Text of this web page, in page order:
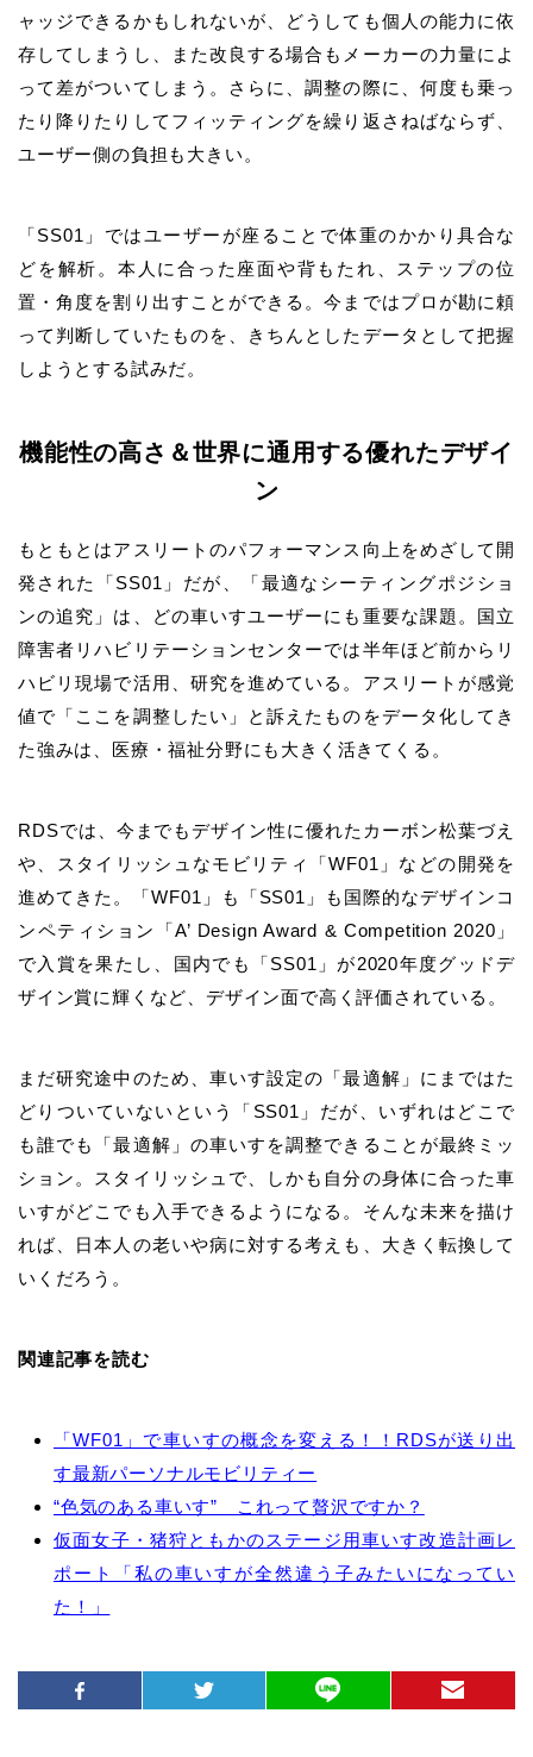
ャッジできるかもしれないが、どうしても個人の能力に依
存してしまうし、また改良する場合もメーカーの力量によ
って差がついてしまう。さらに、調整の際に、何度も乗っ
たり降りたりしてフィッティングを繰り返さねばならず、
ユーザー側の負担も大きい。
「SS01」ではユーザーが座ることで体重のかかり具合な
どを解析。本人に合った座面や背もたれ、ステップの位
置・角度を割り出すことができる。今まではプロが勘に頼
って判断していたものを、きちんとしたデータとして把握
しようとする試みだ。
機能性の高さ＆世界に通用する優れたデザイ
ン
もともとはアスリートのパフォーマンス向上をめざして開
発された「SS01」だが、「最適なシーティングポジショ
ンの追究」は、どの車いすユーザーにも重要な課題。国立
障害者リハビリテーションセンターでは半年ほど前からリ
ハビリ現場で活用、研究を進めている。アスリートが感覚
値で「ここを調整したい」と訴えたものをデータ化してき
た強みは、医療・福祉分野にも大きく活きてくる。
RDSでは、今までもデザイン性に優れたカーボン松葉づえ
や、スタイリッシュなモビリティ「WF01」などの開発を
進めてきた。「WF01」も「SS01」も国際的なデザインコ
ンペティション「A’ Design Award & Competition 2020」
で入賞を果たし、国内でも「SS01」が2020年度グッドデ
ザイン賞に輝くなど、デザイン面で高く評価されている。
まだ研究途中のため、車いす設定の「最適解」にまではた
どりついていないという「SS01」だが、いずれはどこで
も誰でも「最適解」の車いすを調整できることが最終ミッ
ション。スタイリッシュで、しかも自分の身体に合った車
いすがどこでも入手できるようになる。そんな未来を描け
れば、日本人の老いや病に対する考えも、大きく転換して
いくだろう。
関連記事を読む
「WF01」で車いすの概念を変える！！RDSが送り出
す最新パーソナルモビリティー
“色気のある車いす” これって贅沢ですか？
仮面女子・猪狩ともかのステージ用車いす改造計画レ
ポート「私の車いすが全然違う子みたいになってい
た！」